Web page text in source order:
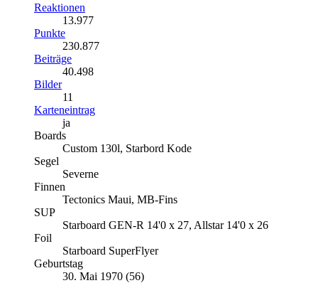
Reaktionen
13.977
Punkte
230.877
Beiträge
40.498
Bilder
11
Karteneintrag
ja
Boards
Custom 130l, Starbord Kode
Segel
Severne
Finnen
Tectonics Maui, MB-Fins
SUP
Starboard GEN-R 14'0 x 27, Allstar 14'0 x 26
Foil
Starboard SuperFlyer
Geburtstag
30. Mai 1970 (56)